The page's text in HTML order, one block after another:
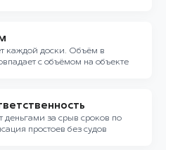
каждой доски. Объём в
с объёмом на объекте
деньгами за срыв сроков по
простоев без судов